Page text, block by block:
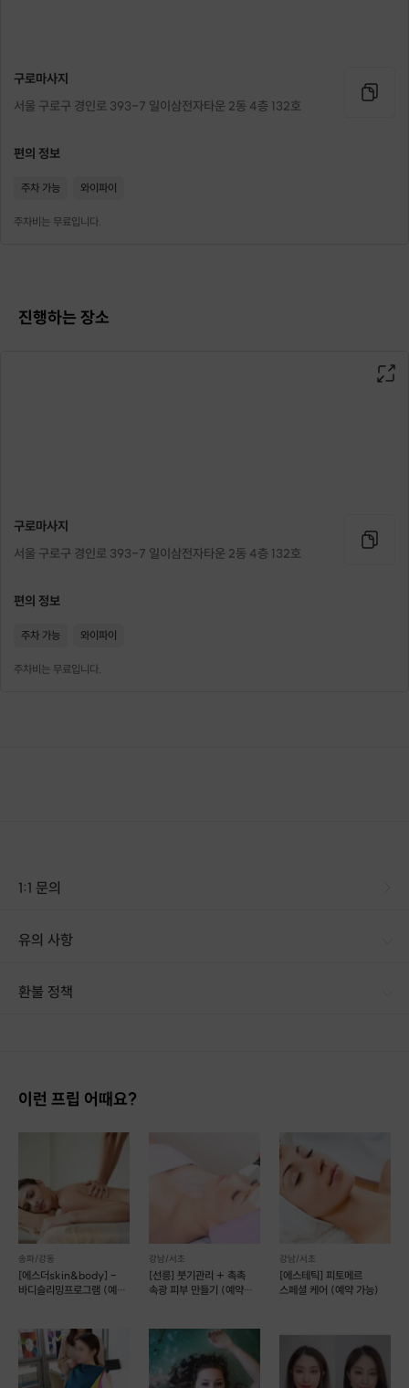
리사
대한 임상 운동사 협회 정회원
대한 선수 트레이너 협회 정회
네이버에서 구로마사지 치고 들어가면 많은 리뷰와 서
구로마사지
서울 구로구 경인로 393-7 일이삼전자타운 2동 4층 132호
편의 정보
주차 가능 와이파이
주차비는 무료입니다.
진행하는 장소
구로마사지
서울 구로구 경인로 393-7 일이삼전자타운 2동 4층 132호
편의 정보
주차 가능 와이파이
주차비는 무료입니다.
1:1 문의
유의 사항
환불 정책
이런 프립 어때요?
송파/강동
[에스더skin&body] -
바디슬리밍프로그램 (예약
강남/서초
[선릉] 붓기관리 + 촉촉
속광 피부 만들기 (예약
강남/서초
[에스테틱] 피토메르
스페셜 케어 (예약 가능)